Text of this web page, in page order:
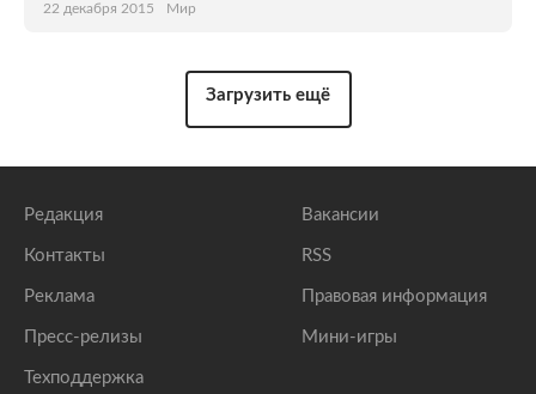
22 декабря 2015 Мир
Загрузить ещё
Редакция
Контакты
Реклама
Пресс-релизы
Техподдержка
Вакансии
RSS
Правовая информация
Мини-игры